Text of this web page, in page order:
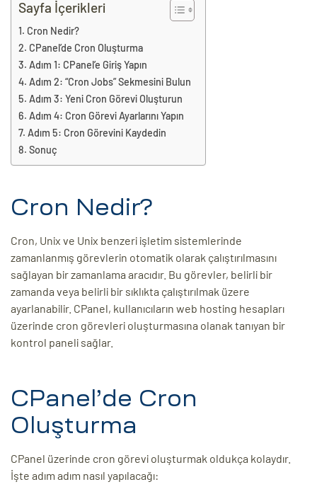
Aday
Sayfa İçerikleri
Cron Nedir?
CPanel’de Cron Oluşturma
Adım 1: CPanel’e Giriş Yapın
Adım 2: “Cron Jobs” Sekmesini Bulun
Adım 3: Yeni Cron Görevi Oluşturun
Adım 4: Cron Görevi Ayarlarını Yapın
Adım 5: Cron Görevini Kaydedin
Sonuç
Cron Nedir?
Cron, Unix ve Unix benzeri işletim sistemlerinde
zamanlanmış görevlerin otomatik olarak çalıştırılmasını
sağlayan bir zamanlama aracıdır. Bu görevler, belirli bir
zamanda veya belirli bir sıklıkta çalıştırılmak üzere
ayarlanabilir. CPanel, kullanıcıların web hosting hesapları
üzerinde cron görevleri oluşturmasına olanak tanıyan bir
kontrol paneli sağlar.
CPanel’de Cron
Oluşturma
CPanel üzerinde cron görevi oluşturmak oldukça kolaydır.
İşte adım adım nasıl yapılacağı: